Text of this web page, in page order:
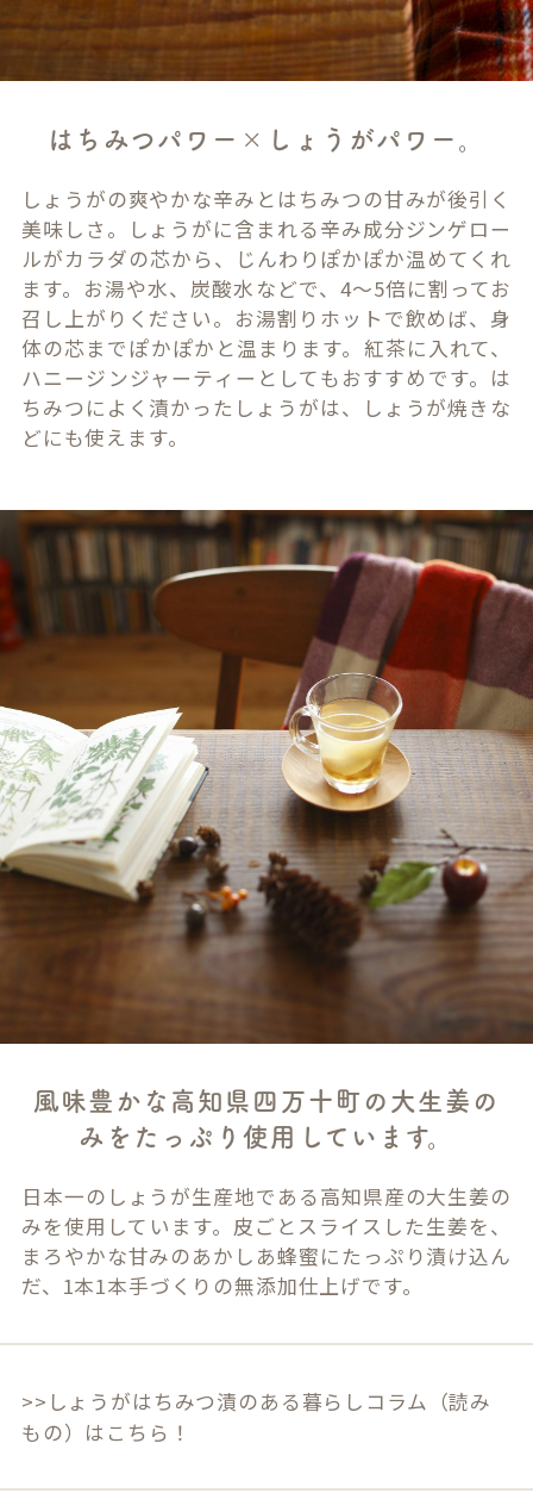
はちみつパワー×しょうがパワー。
しょうがの爽やかな辛みとはちみつの甘みが後引く
美味しさ。しょうがに含まれる辛み成分ジンゲロー
ルがカラダの芯から、じんわりぽかぽか温めてくれ
ます。お湯や水、炭酸水などで、4～5倍に割ってお
召し上がりください。お湯割りホットで飲めば、身
体の芯までぽかぽかと温まります。紅茶に入れて、
ハニージンジャーティーとしてもおすすめです。は
ちみつによく漬かったしょうがは、しょうが焼きな
どにも使えます。
風味豊かな高知県四万十町の大生姜の
みをたっぷり使用しています。
日本一のしょうが生産地である高知県産の大生姜の
みを使用しています。皮ごとスライスした生姜を、
まろやかな甘みのあかしあ蜂蜜にたっぷり漬け込ん
だ、1本1本手づくりの無添加仕上げです。
>>しょうがはちみつ漬のある暮らしコラム（読み
もの）はこちら！